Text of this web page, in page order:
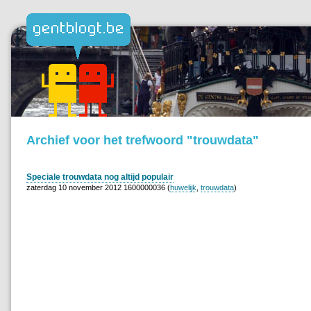
Archief voor het trefwoord "trouwdata"
Speciale trouwdata nog altijd populair
zaterdag 10 november 2012 1600000036 (huwelijk trouwdata)